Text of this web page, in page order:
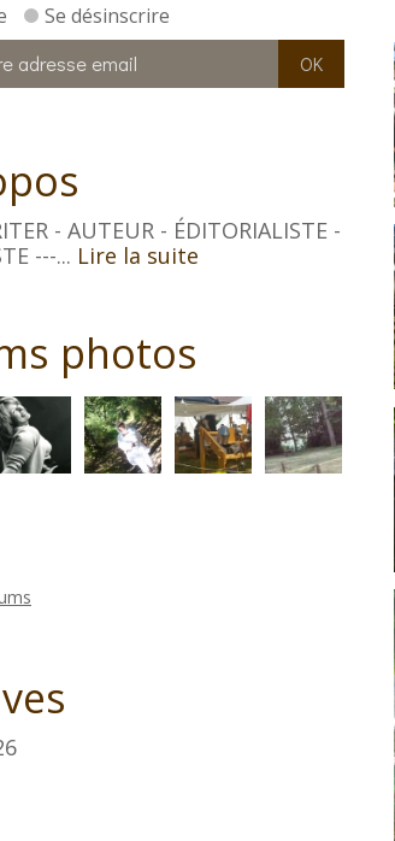
Se désinscrire
- AUTEUR - ÉDITORIALISTE -
---... Lire la suite
photos